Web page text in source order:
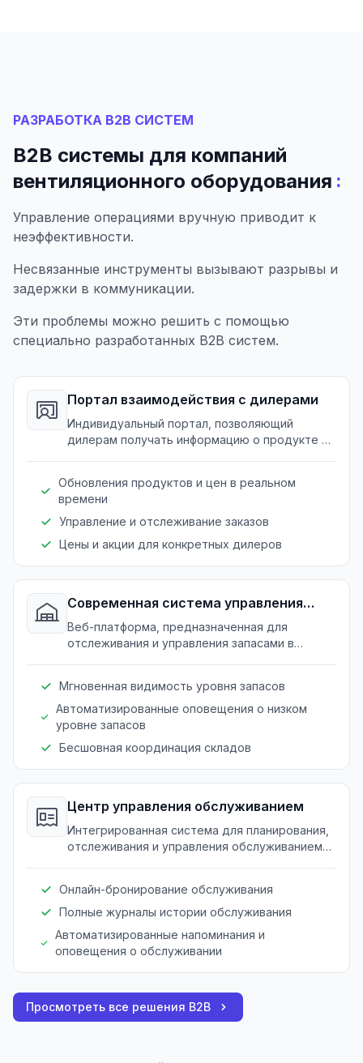
РАЗРАБОТКА B2B СИСТЕМ
B2B системы для компаний
вентиляционного оборудования :
Управление операциями вручную приводит к
неэффективности.
Несвязанные инструменты вызывают разрывы и
задержки в коммуникации.
Эти проблемы можно решить с помощью
специально разработанных B2B систем.
Портал взаимодействия с дилерами
Индивидуальный портал, позволяющий
дилерам получать информацию о продукте и
Обновления продуктов и цен в реальном
времени
Управление и отслеживание заказов
Цены и акции для конкретных дилеров
Современная система управления
запасами
Веб-платформа, предназначенная для
отслеживания и управления запасами в
Мгновенная видимость уровня запасов
Автоматизированные оповещения о низком
уровне запасов
Бесшовная координация складов
Центр управления обслуживанием
Интегрированная система для планирования,
отслеживания и управления обслуживанием
Онлайн-бронирование обслуживания
Полные журналы истории обслуживания
Автоматизированные напоминания и
оповещения о обслуживании
Просмотреть все решения B2B